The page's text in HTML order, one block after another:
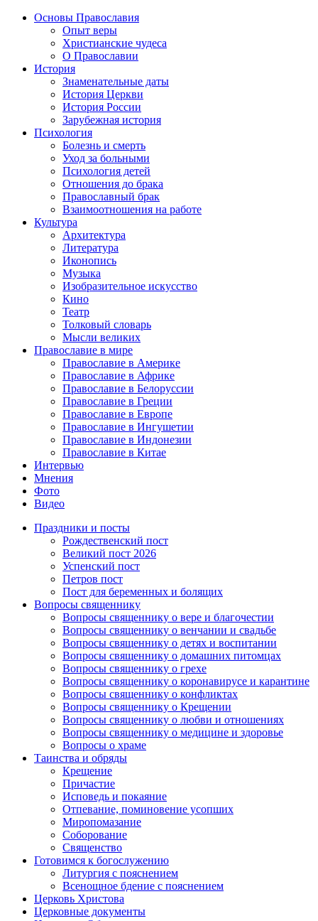
Основы Православия
Опыт веры
Христианские чудеса
О Православии
История
Знаменательные даты
История Церкви
История России
Зарубежная история
Психология
Болезнь и смерть
Уход за больными
Психология детей
Отношения до брака
Православный брак
Взаимоотношения на работе
Культура
Архитектура
Литература
Иконопись
Музыка
Изобразительное искусство
Кино
Театр
Толковый словарь
Мысли великих
Православие в мире
Православие в Америке
Православие в Африке
Православие в Белоруссии
Православие в Греции
Православие в Европе
Православие в Ингушетии
Православие в Индонезии
Православие в Китае
Интервью
Мнения
Фото
Видео
Праздники и посты
Рождественский пост
Великий пост 2026
Успенский пост
Петров пост
Пост для беременных и болящих
Вопросы священнику
Вопросы священнику о вере и благочестии
Вопросы священнику о венчании и свадьбе
Вопросы священнику о детях и воспитании
Вопросы священнику о домашних питомцах
Вопросы священнику о грехе
Вопросы священнику о коронавирусе и карантине
Вопросы священнику о конфликтах
Вопросы священнику о Крещении
Вопросы священнику о любви и отношениях
Вопросы священнику о медицине и здоровье
Вопросы о храме
Таинства и обряды
Крещение
Причастие
Исповедь и покаяние
Отпевание, поминовение усопших
Миропомазание
Соборование
Священство
Готовимся к богослужению
Литургия с пояснением
Всенощное бдение с пояснением
Церковь Христова
Церковные документы